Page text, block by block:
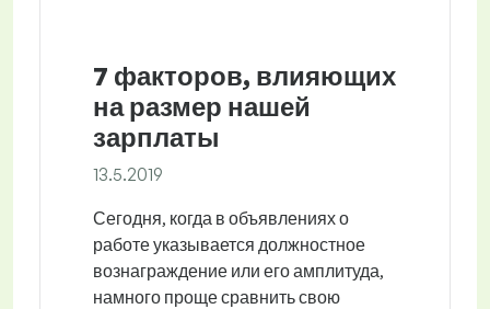
7 факторов, влияющих
на размер нашей
зарплаты
13.5.2019
Сегодня, когда в объявлениях о
работе указывается должностное
вознаграждение или его амплитуда,
намного проще сравнить свою